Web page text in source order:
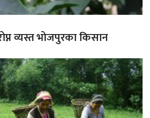
व्यस्त भोजपुरका किसान